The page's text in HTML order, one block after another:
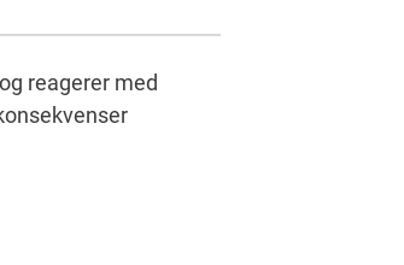
Temaer
reagerer med